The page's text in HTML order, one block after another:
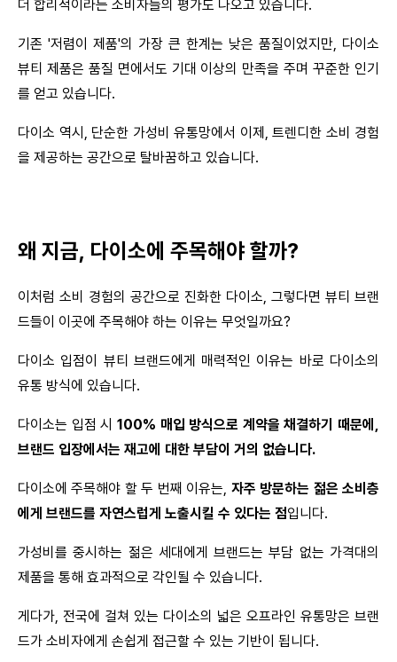
더 합리적이라는 소비자들의 평가도 나오고 있습니다.
기존 '저렴이 제품'의 가장 큰 한계는 낮은 품질이었지만, 다이소
뷰티 제품은 품질 면에서도 기대 이상의 만족을 주며 꾸준한 인기
를 얻고 있습니다.
다이소 역시, 단순한 가성비 유통망에서 이제, 트렌디한 소비 경험
을 제공하는 공간으로 탈바꿈하고 있습니다.
왜 지금, 다이소에 주목해야 할까?
이처럼 소비 경험의 공간으로 진화한 다이소, 그렇다면 뷰티 브랜
드들이 이곳에 주목해야 하는 이유는 무엇일까요?
다이소 입점이 뷰티 브랜드에게 매력적인 이유는 바로 다이소의
유통 방식에 있습니다.
다이소는 입점 시 100% 매입 방식으로 계약을 채결하기 때문에,
브랜드 입장에서는 재고에 대한 부담이 거의 없습니다.
다이소에 주목해야 할 두 번째 이유는, 자주 방문하는 젊은 소비층
에게 브랜드를 자연스럽게 노출시킬 수 있다는 점입니다.
가성비를 중시하는 젊은 세대에게 브랜드는 부담 없는 가격대의
제품을 통해 효과적으로 각인될 수 있습니다.
게다가, 전국에 걸쳐 있는 다이소의 넓은 오프라인 유통망은 브랜
드가 소비자에게 손쉽게 접근할 수 있는 기반이 됩니다.